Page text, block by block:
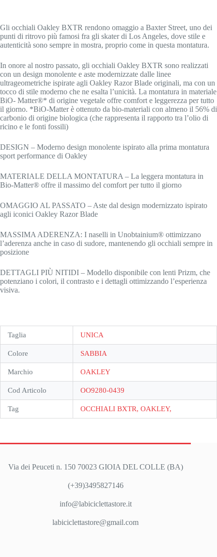
Gli occhiali Oakley BXTR rendono omaggio a Baxter Street, uno dei
punti di ritrovo più famosi fra gli skater di Los Angeles, dove stile e
autenticità sono sempre in mostra, proprio come in questa montatura.
In onore al nostro passato, gli occhiali Oakley BXTR sono realizzati
con un design monolente e aste modernizzate dalle linee
ultrageometriche ispirate agli Oakley Razor Blade originali, ma con un
tocco di stile moderno che ne esalta l’unicità. La montatura in materiale
BiO- Matter®* di origine vegetale offre comfort e leggerezza per tutto
il giorno. *BiO-Matter è ottenuto da bio-materiali con almeno il 56% di
carbonio di origine biologica (che rappresenta il rapporto tra l’olio di
ricino e le fonti fossili)
DESIGN – Moderno design monolente ispirato alla prima montatura
sport performance di Oakley
MATERIALE DELLA MONTATURA – La leggera montatura in
Bio-Matter® offre il massimo del comfort per tutto il giorno
OMAGGIO AL PASSATO – Aste dal design modernizzato ispirato
agli iconici Oakley Razor Blade
MASSIMA ADERENZA: I naselli in Unobtainium® ottimizzano
l’aderenza anche in caso di sudore, mantenendo gli occhiali sempre in
posizione
DETTAGLI PIÙ NITIDI – Modello disponibile con lenti Prizm, che
potenziano i colori, il contrasto e i dettagli ottimizzando l’esperienza
visiva.
Taglia UNICA
Colore SABBIA
Marchio OAKLEY
Cod Articolo OO9280-0439
Tag OCCHIALI BXTR, OAKLEY,
Via dei Peuceti n. 150 70023 GIOIA DEL COLLE (BA)
(+39)3495827146
info@labiciclettastore.it
labiciclettastore@gmail.com